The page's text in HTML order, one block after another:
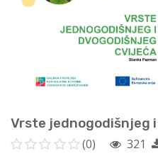
Vrste jednogodišnjeg
(0) 321